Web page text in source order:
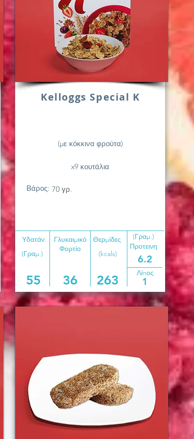
Kelloggs Special K
(με κόκκινα φρούτα)
x9 κουτάλια
Βάρος: 70 γρ.
Υδατάν.
Γλυκαιμικό
Φορτίο
(Γραμ.)
Θερμίδες
(kcals)
Προτεινη
6.2
(Γραμ.)
55 36 263 Λίπος
1